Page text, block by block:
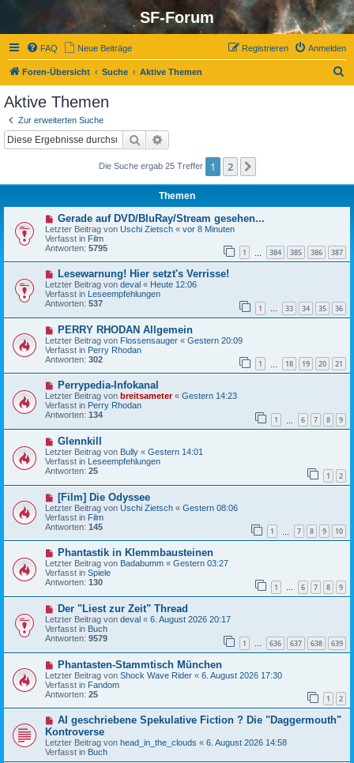
SF-Forum
FAQ Neue Beiträge Anmelden
Registrieren
Foren-Übersicht Suche Aktive Themen
Aktive Themen
Zur erweiterten Suche
Suche
Die Suche ergab 25 Treffer 1 2
Themen
N
e
u
e
r
B
i
t
r
g
Gerade auf DVD/BluRay/Stream gesehen...
Letzter Beitrag von Uschi Zietsch « vor 8 Minuten
Verfasst in Film
Antworten: 5795 1 384 385 386 387
N
e
u
e
r
B
e
i
t
r
g
Lesewarnung! Hier setzt's Verrisse!
Letzter Beitrag von deval « Heute 12:06
Verfasst in Leseempfehlungen
Antworten: 537 1 … 33 34 35 36
N
e
u
e
r
B
i
t
r
g
PERRY RHODAN Allgemein
Letzter Beitrag von Flossensauger « Gestern 20:09
Verfasst in Perry Rhodan
Antworten: 302 1 18 19 20 21
N
e
u
e
B
e
i
t
r
g
Perrypedia-Infokanal
Letzter Beitrag von breitsameter« Gestern 14:23
Verfasst in Perry Rhodan
Antworten: 134 1 6 7 8 9
N
e
u
e
r
B
e
i
t
r
g
Glennkill
Letzter Beitrag von Bully « Gestern 14:01
Verfasst in Leseempfehlungen
Antworten: 25 1 2
N
e
u
e
r
B
i
t
r
g
[Film] Die Odyssee
Letzter Beitrag von Uschi Zietsch « Gestern 08:06
Verfasst in Film
Antworten: 145 1 7 8 9 10
N
e
u
e
B
i
t
r
g
Phantastik in Klemmbausteinen
Letzter Beitrag von Badabumm « Gestern 03:27
Verfasst in Spiele
Antworten: 130 1 … 6 7 8 9
N
e
u
e
r
B
e
i
t
r
g
Der "Liest zur Zeit" Thread
Letzter Beitrag von deval « 6. August 2026 20:17
Verfasst in Buch
Antworten: 9579 1 … 636 637 638 639
N
e
u
e
r
B
e
i
t
r
a
Phantasten-Stammtisch München
Letzter Beitrag von Shock Wave Rider « 6. August 2026 17:30
Verfasst in Fandom
Antworten: 25 1 2
N
u
e
r
AI geschriebene Spekulative Fiction ? Die "Daggermouth"
Kontroverse
Letzter Beitrag von head_in_the_clouds « 6. August 2026 14:58
Verfasst in Buch